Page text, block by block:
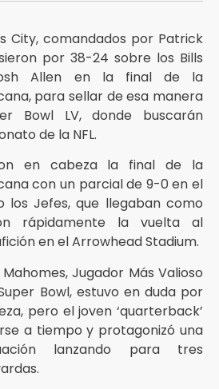
City, comandados por Patrick
por 38-24 sobre los Bills
Allen en la final de la
para sellar de esa manera
Bowl LV, donde buscarán
de la NFL.
en cabeza la final de la
con un parcial de 9-0 en el
Jefes, que llegaban como
rápidamente la vuelta al
en el Arrowhead Stadium.
Jugador Más Valioso
Bowl, estuvo en duda por
pero el joven ‘quarterback’
a tiempo y protagonizó una
lanzando para tres